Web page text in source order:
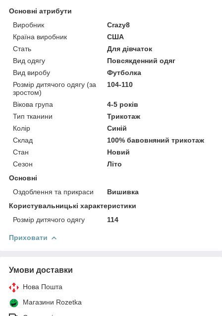
Основні атрибути
Виробник
Crazy8
Країна виробник
США
Стать
Для дівчаток
Вид одягу
Повсякденний одяг
Вид виробу
Футболка
Розмір дитячого одягу (за
зростом)
104-110
Вікова група
4-5 років
Тип тканини
Трикотаж
Колір
Синій
Склад
100% бавовняний трикотаж
Стан
Новий
Сезон
Літо
Основні
Оздоблення та прикраси
Вишивка
Користувальницькі характеристики
Розмір дитячого одягу
114
Приховати
Умови доставки
Нова Пошта
Магазини Rozetka